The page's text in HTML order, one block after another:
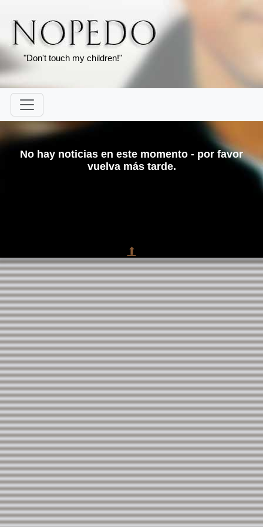
"Don't touch my children!"
No hay noticias en este momento - por favor
vuelva más tarde.
⬆